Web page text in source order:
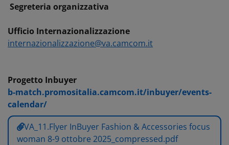
Segreteria organizzativa
Ufficio Internazionalizzazione
internazionalizzazione@va.camcom.it
Progetto Inbuyer
b-match.promositalia.camcom.it/inbuyer/events-
calendar/
VA_11.Flyer InBuyer Fashion & Accessories focus
woman 8-9 ottobre 2025_compressed.pdf